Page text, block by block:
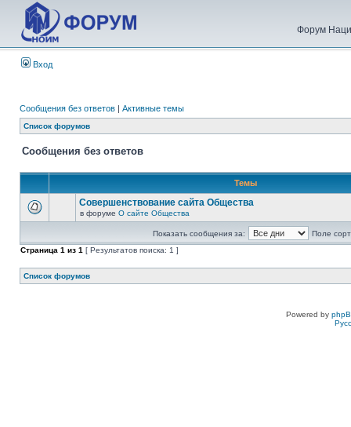
Форум
Вход
Сообщения без ответов | Активные темы
Список форумов
Сообщения без ответов
Темы
Совершенствование сайта Общества
в форуме О сайте Общества
Показать сообщения за:
Поле
Страница 1 из 1 [ Результатов поиска: 1 ]
Список форумов
Powered by